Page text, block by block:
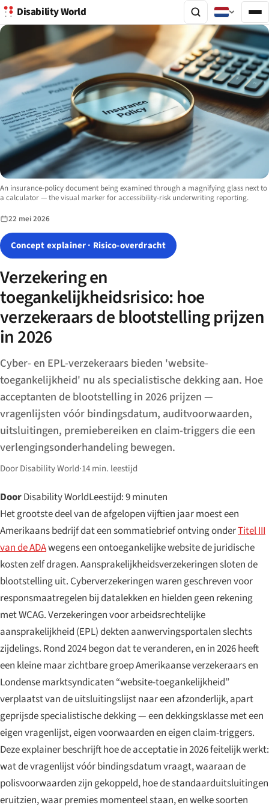
Disability World
Image description:
An insurance-policy document being examined through a magnifying glass next to
a calculator — the visual marker for accessibility-risk underwriting reporting.
22 mei 2026
Concept explainer · Risico-overdracht
Verzekering en
toegankelijkheidsrisico: hoe
verzekeraars de blootstelling prijzen
in 2026
Cyber- en EPL-verzekeraars bieden 'website-
toegankelijkheid' nu als specialistische dekking aan. Hoe
acceptanten de blootstelling in 2026 prijzen —
vragenlijsten vóór bindingsdatum, auditvoorwaarden,
uitsluitingen, premiebereiken en claim-triggers die een
verlengingsonderhandeling bewegen.
Door Disability World·14 min. leestijd
DoorDisability WorldLeestijd: 9 minuten
Het grootste deel van de afgelopen vijftien jaar moest een
Amerikaans bedrijf dat een sommatiebrief ontving onderTitel III
van de ADAwegens een ontoegankelijke website de juridische
kosten zelf dragen. Aansprakelijkheidsverzekeringen sloten de
blootstelling uit. Cyberverzekeringen waren geschreven voor
responsmaatregelen bij datalekken en hielden geen rekening
met WCAG. Verzekeringen voor arbeidsrechtelijke
aansprakelijkheid (EPL) dekten aanwervingsportalen slechts
zijdelings. Rond 2024 begon dat te veranderen, en in 2026 heeft
een kleine maar zichtbare groep Amerikaanse verzekeraars en
Londense marktsyndicaten “website-toegankelijkheid”
verplaatst van de uitsluitingslijst naar een afzonderlijk, apart
geprijsde specialistische dekking — een dekkingsklasse met een
eigen vragenlijst, eigen voorwaarden en eigen claim-triggers.
Deze explainer beschrijft hoe de acceptatie in 2026 feitelijk werkt:
wat de vragenlijst vóór bindingsdatum vraagt, waaraan de
polisvoorwaarden zijn gekoppeld, hoe de standaarduitsluitingen
eruitzien, waar premies momenteel staan, en welke soorten